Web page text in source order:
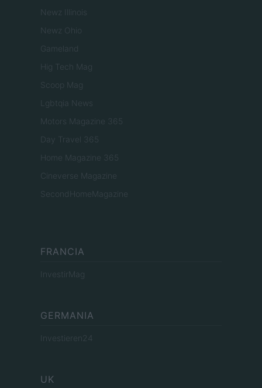
Newz Illinois
Newz Ohio
Gameland
Hig Tech Mag
Scoop Mag
Lgbtqia News
Motors Magazine 365
Day Travel 365
Home Magazine 365
Cineverse Magazine
SecondHomeMagazine
FRANCIA
InvestirMag
GERMANIA
Investieren24
UK